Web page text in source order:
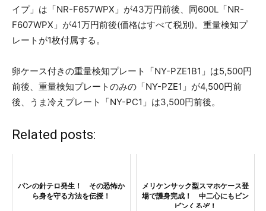
イプ」は「NR-F657WPX」が43万円前後、同600L「NR-
F607WPX」が41万円前後(価格はすべて税別)。重量検知プ
レートが1枚付属する。
卵ケース付きの重量検知プレート「NY-PZE1B1」は5,500円
前後、重量検知プレートのみの「NY-PZE1」が4,500円前
後、うま冷えプレート「NY-PC1」は3,500円前後。
Related posts:
パンの針テロ発生！ その恐怖か
ら身を守る方法を伝授！
メリケンサック型スマホケース登
場で護身完成！ 中二心にもビン
ビンくるぞ！